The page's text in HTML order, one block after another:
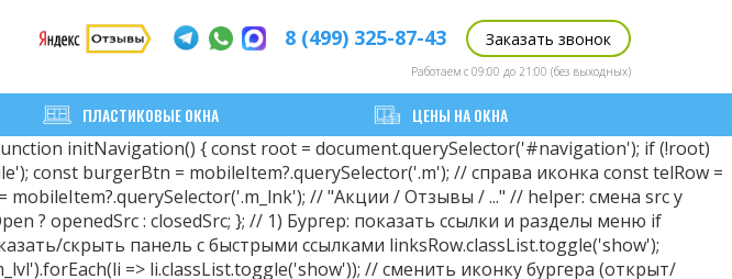
8 (499) 325-87-43
Работаем с 09:00 до 21:00 (без выходных)
Заказать звонок
ПЛАСТИКОВЫЕ ОКНА ЦЕНЫ НА ОКНА